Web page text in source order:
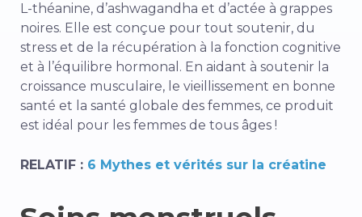
L-théanine, d’ashwagandha et d’actée à grappes
noires. Elle est conçue pour tout soutenir, du
stress et de la récupération à la fonction cognitive
et à l’équilibre hormonal. En aidant à soutenir la
croissance musculaire, le vieillissement en bonne
santé et la santé globale des femmes, ce produit
est idéal pour les femmes de tous âges !
RELATIF : 6 Mythes et vérités sur la créatine